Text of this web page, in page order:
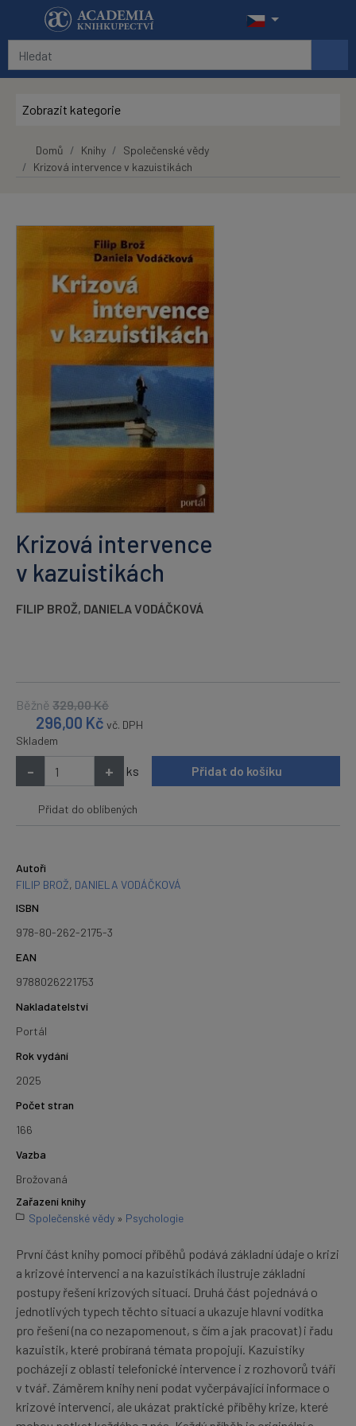
Přeskočit na hlavní obsah
Zobrazit kategorie
Domů Knihy
Společenské vědy
Krizová intervence v kazuistikách
Krizová intervence
v kazuistikách
FILIP BROŽ, DANIELA VODÁČKOVÁ
Běžně 329,00Kč
296,00 Kč vč. DPH
Skladem
- + ks Přidat do košíku
Přidat do oblíbených
Autoři
FILIP BROŽ, DANIELA VODÁČKOVÁ
ISBN
978-80-262-2175-3
EAN
9788026221753
Nakladatelství
Portál
Rok vydání
2025
Počet stran
166
Vazba
Brožovaná
Zařazení knihy
Společenské vědy » Psychologie
První část knihy pomocí příběhů podává základní údaje o krizi
a krizové intervenci a na kazuistikách ilustruje základní
postupy řešení krizových situací. Druhá část pojednává o
jednotlivých typech těchto situací a ukazuje hlavní vodítka
pro řešení (na co nezapomenout, s čím a jak pracovat) i řadu
kazuistik, které probíraná témata propojují. Kazuistiky
pocházejí z oblasti telefonické intervence i z rozhovorů tváří
v tvář. Záměrem knihy není podat vyčerpávající informace o
krizové intervenci, ale ukázat praktické příběhy krize, které